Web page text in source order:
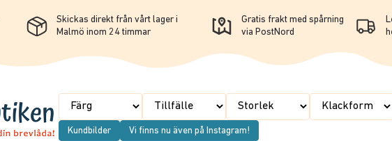
Skickas direkt från vårt lager i
Malmö inom 24 timmar
Gratis frakt med spårning
via PostNord
Kundbilder Vi finns nu även på Instagram!